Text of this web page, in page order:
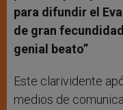
para difundir el
de gran
genial beato”
Este clarividente
medios de